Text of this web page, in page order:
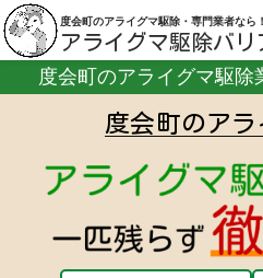
度会町のアライグマ駆除・専門業者なら！
アライグマ駆除バリ
度会町のアライグマ駆除
度会町の
駆除・
度会町のア